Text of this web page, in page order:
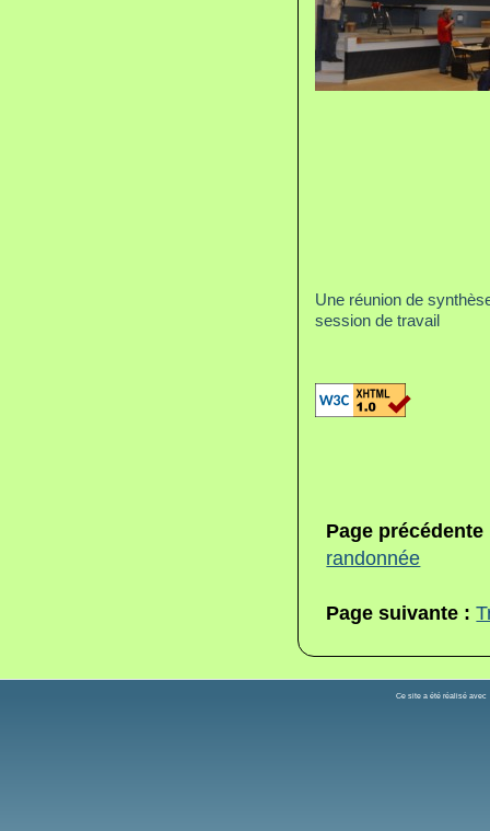
Une réunion de
session de travail
Page
randonnée
Page suivante :
Ce site a été réalisé avec